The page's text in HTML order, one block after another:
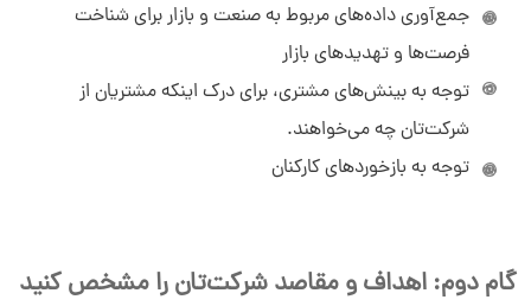
جمع‌آوری داده‌های مربوط به صنعت و بازار برای شناخت
فرصت‌ها و تهدیدهای بازار
توجه به بینش‌های مشتری، برای درک اینکه مشتریان از
شرکت‌تان چه می‌خواهند.
توجه به بازخوردهای کارکنان
گام دوم: اهداف و مقاصد شرکت‌تان را مشخص کنید